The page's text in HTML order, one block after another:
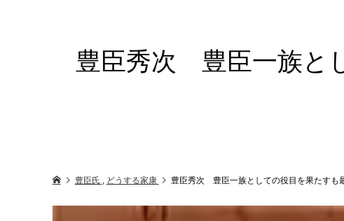
豊臣秀次 豊臣一族と
豊臣氏 , どうする家康 豊臣秀次 豊臣一族としての役目を果たすも